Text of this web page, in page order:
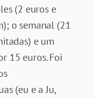
(2 euros e
o semanal (21
e um
15 euros. Foi
(eu e a Ju,